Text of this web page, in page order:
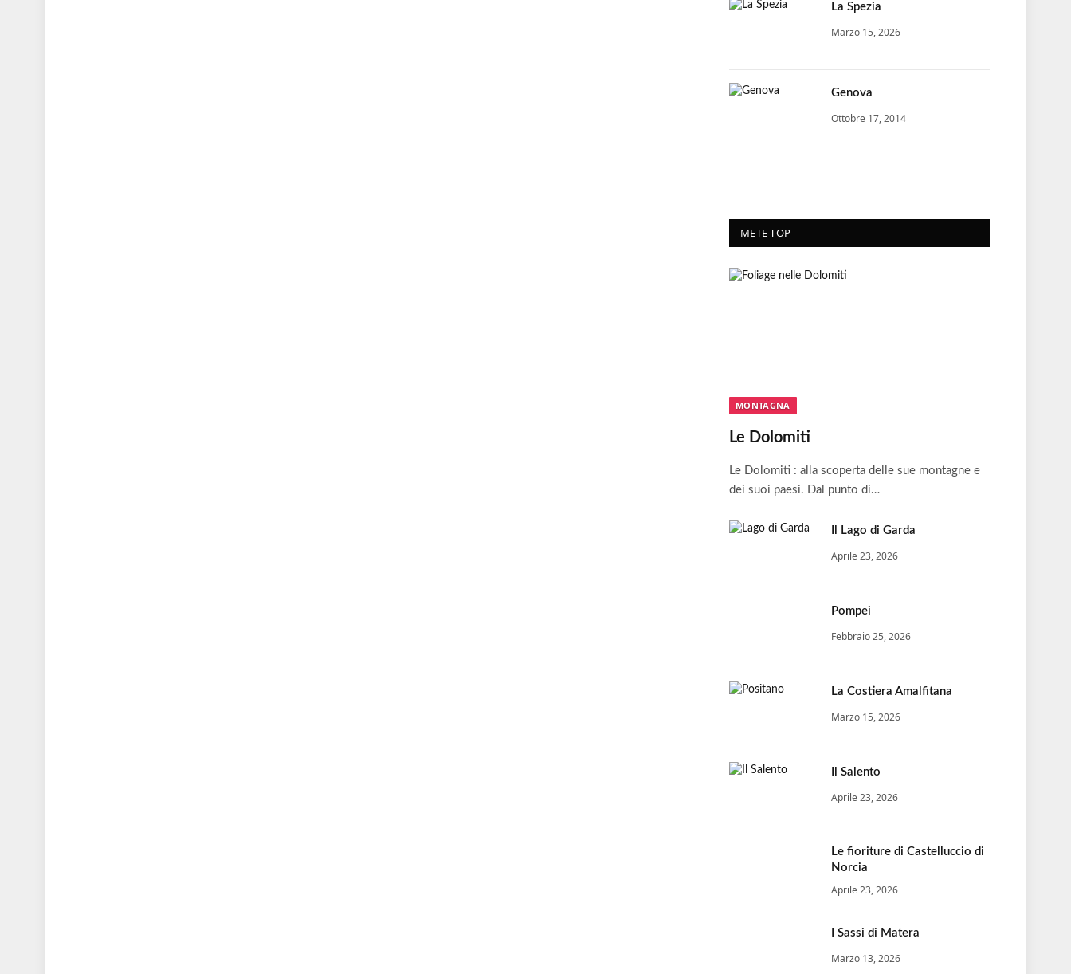
La Spezia
Marzo 15, 2026
Genova
Ottobre 17, 2014
METE TOP
MONTAGNA
Le Dolomiti
Le Dolomiti : alla scoperta delle sue montagne e
dei suoi paesi. Dal punto di…
Il Lago di Garda
Aprile 23, 2026
Pompei
Febbraio 25, 2026
La Costiera Amalfitana
Marzo 15, 2026
Il Salento
Aprile 23, 2026
Le fioriture di Castelluccio di
Norcia
Aprile 23, 2026
I Sassi di Matera
Marzo 13, 2026